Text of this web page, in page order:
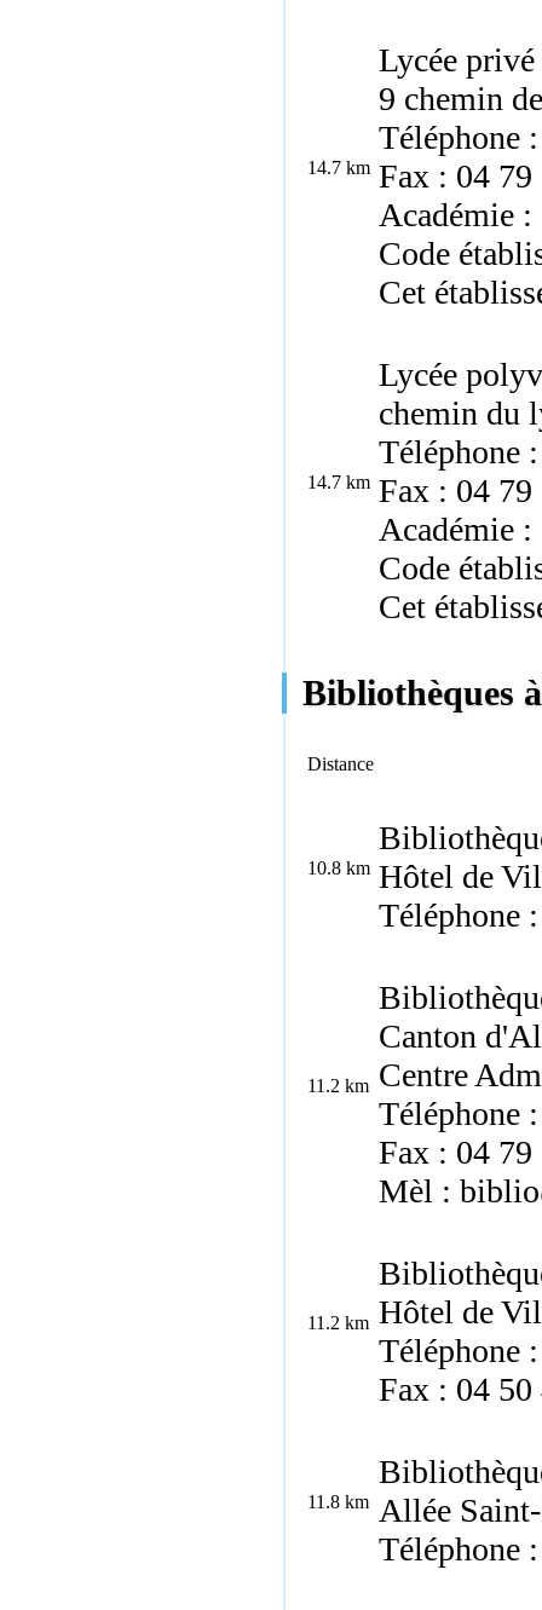
14.7 km
Lycée
9 chemin
Téléphone
Fax : 04 79
Académie :
Code
Cet
14.7 km
Lycée
chemin du
Téléphone
Fax : 04 79
Académie :
Code
Cet
Bibliothèques
Distance
10.8 km Hôtel de
Téléphone
11.2 km
Canton
Centre
Téléphone
Fax : 04 79
Mèl :
11.2 km Hôtel de
Téléphone
Fax : 04 50
11.8 km
Allée
Téléphone